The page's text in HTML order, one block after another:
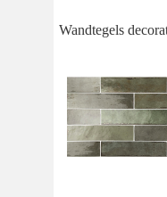
Wandtegels